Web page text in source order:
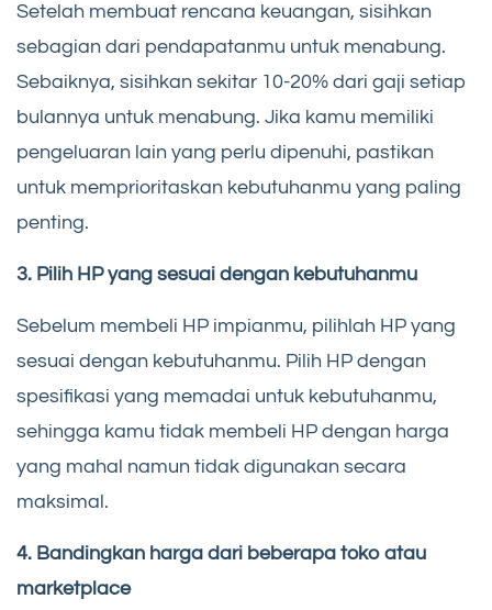
Setelah membuat rencana keuangan, sisihkan
sebagian dari pendapatanmu untuk menabung.
Sebaiknya, sisihkan sekitar 10-20% dari gaji setiap
bulannya untuk menabung. Jika kamu memiliki
pengeluaran lain yang perlu dipenuhi, pastikan
untuk memprioritaskan kebutuhanmu yang paling
penting.
3. Pilih HP yang sesuai dengan kebutuhanmu
Sebelum membeli HP impianmu, pilihlah HP yang
sesuai dengan kebutuhanmu. Pilih HP dengan
spesifikasi yang memadai untuk kebutuhanmu,
sehingga kamu tidak membeli HP dengan harga
yang mahal namun tidak digunakan secara
maksimal.
4. Bandingkan harga dari beberapa toko atau
marketplace